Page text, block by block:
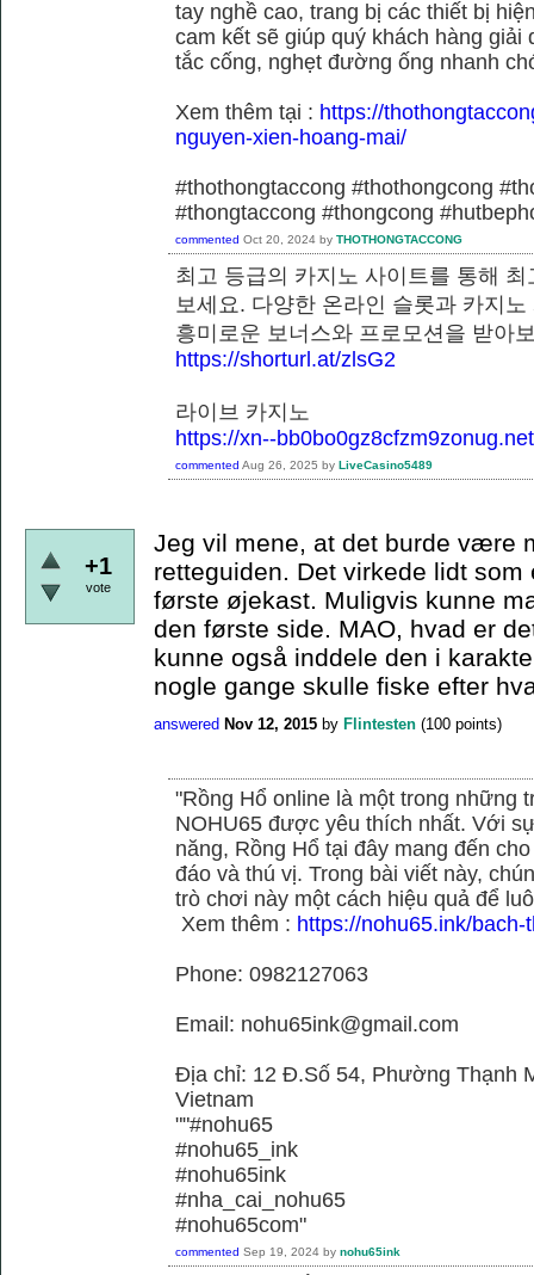
tay nghề cao, trang bị các thiết bị
cam kết sẽ giúp quý khách hàng
tắc cống, nghẹt đường ống nhanh
Xem thêm tại : https://
nguyen-xien-hoang-mai/
#thothongtaccong #thothongcong
#thongtaccong #thongcong
commented Oct 20, 2024 by THOTHONGTACCONG
최고 등급의 카지노 사이트를 통해
보세요. 다양한 온라인 슬롯과 카지
흥미로운 보너스와 프로모션
https://shorturl.at/zlsG2
라이브 카지노
https://xn--bb0bo0gz8cfzm9zonug.net
commented Aug 26, 2025 by LiveCasino5489
+1
vote
Jeg vil mene, at det burde være
retteguiden. Det virkede lidt
første øjekast. Muligvis kunne
den første side. MAO, hvad er
kunne også inddele den i
nogle gange skulle fiske efter
answered Nov 12, 2015 by Flintesten (100 points)
"Rồng Hổ online là một trong những
NOHU65 được yêu thích nhất. Với
năng, Rồng Hổ tại đây mang đến
đáo và thú vị. Trong bài viết này,
trò chơi này một cách hiệu quả để
Xem thêm : https://nohu65.ink/bach-
Phone: 0982127063
Email: nohu65ink@gmail.com
Địa chỉ: 12 Đ.Số 54, Phường Thạnh
Vietnam
""#nohu65
#nohu65_ink
#nohu65ink
#nha_cai_nohu65
#nohu65com"
commented Sep 19, 2024 by nohu65ink